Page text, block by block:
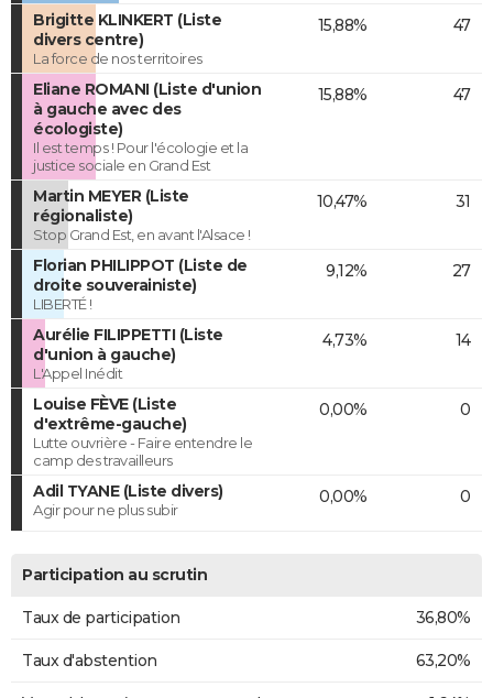
Brigitte KLINKERT (Liste
divers centre)
La force de nos territoires
15,88% 47
Eliane ROMANI (Liste d'union
à gauche avec des
écologiste)
Il est temps ! Pour l'écologie et la
justice sociale en Grand Est
15,88% 47
Martin MEYER (Liste
régionaliste)
Stop Grand Est, en avant l'Alsace !
10,47% 31
Florian PHILIPPOT (Liste de
droite souverainiste)
LIBERTÉ !
9,12% 27
Aurélie FILIPPETTI (Liste
d'union à gauche)
L'Appel Inédit
4,73% 14
Louise FÈVE (Liste
d'extrême-gauche)
Lutte ouvrière - Faire entendre le
camp des travailleurs
0,00% 0
Adil TYANE (Liste divers)
Agir pour ne plus subir
0,00% 0
Participation au scrutin
Taux de participation 36,80%
Taux d'abstention 63,20%